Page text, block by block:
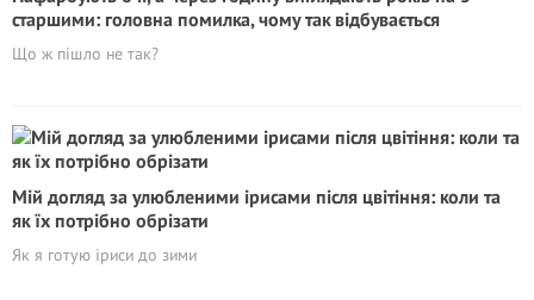
старшими: головна помилка, чому так відбувається
Що ж пішло не так?
Мій догляд за улюбленими ірисами після цвітіння: коли та
як їх потрібно обрізати
Як я готую іриси до зими